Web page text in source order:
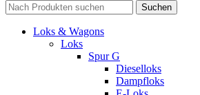
Suchen
Loks & Wagons
Loks
Spur G
Dieselloks
Dampfloks